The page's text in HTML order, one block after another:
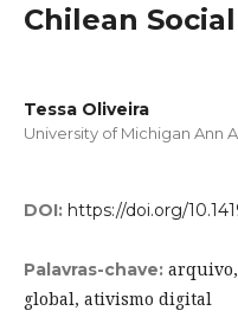
Chilean
Tessa Oliveira
University of Michigan Ann
DOI: https://doi.org/
Palavras-chave:
global, ativismo digital